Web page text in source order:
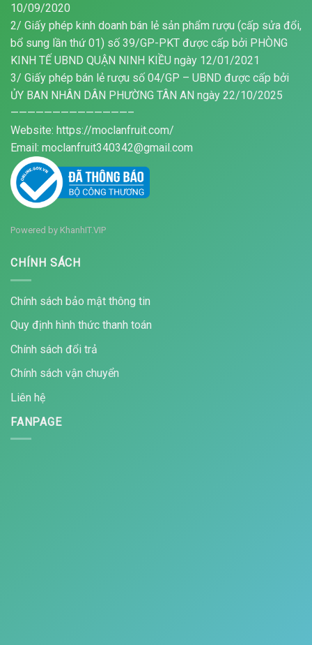
10/09/2020
2/ Giấy phép kinh doanh bán lẻ sản phẩm rượu (cấp sửa đổi,
bổ sung lần thứ 01) số 39/GP-PKT được cấp bởi PHÒNG
KINH TẾ UBND QUẬN NINH KIỀU ngày 12/01/2021
3/ Giấy phép bán lẻ rượu số 04/GP – UBND được cấp bởi
ỦY BAN NHÂN DÂN PHƯỜNG TÂN AN ngày 22/10/2025
——————————————–
Website: https://moclanfruit.com/
Email: moclanfruit340342@gmail.com
Powered by KhanhIT.VIP
CHÍNH SÁCH
Chính sách bảo mật thông tin
Quy định hình thức thanh toán
Chính sách đổi trả
Chính sách vận chuyển
Liên hệ
FANPAGE